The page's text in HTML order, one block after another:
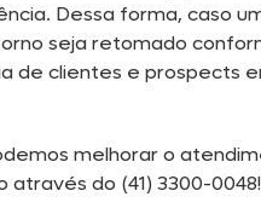
Dessa forma, caso
seja retomado
de clientes e prospects
melhorar o
do (41) 3300-0048!